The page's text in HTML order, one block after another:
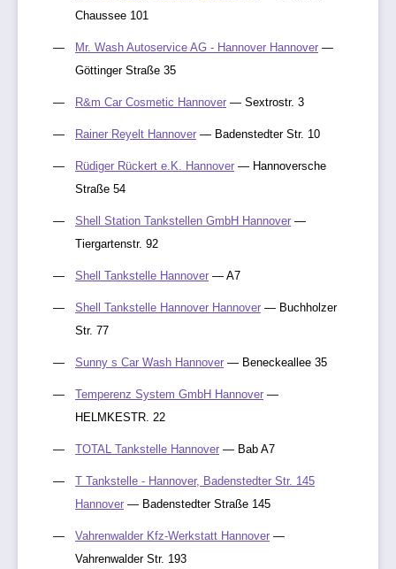
Chaussee 101
Mr. Wash Autoservice AG - Hannover Hannover —
Göttinger Straße 35
R&m Car Cosmetic Hannover — Sextrostr. 3
Rainer Reyelt Hannover — Badenstedter Str. 10
Rüdiger Rückert e.K. Hannover — Hannoversche
Straße 54
Shell Station Tankstellen GmbH Hannover —
Tiergartenstr. 92
Shell Tankstelle Hannover — A7
Shell Tankstelle Hannover Hannover — Buchholzer
Str. 77
Sunny s Car Wash Hannover — Beneckeallee 35
Temperenz System GmbH Hannover —
HELMKESTR. 22
TOTAL Tankstelle Hannover — Bab A7
T Tankstelle - Hannover, Badenstedter Str. 145
Hannover — Badenstedter Straße 145
Vahrenwalder Kfz-Werkstatt Hannover —
Vahrenwalder Str. 193